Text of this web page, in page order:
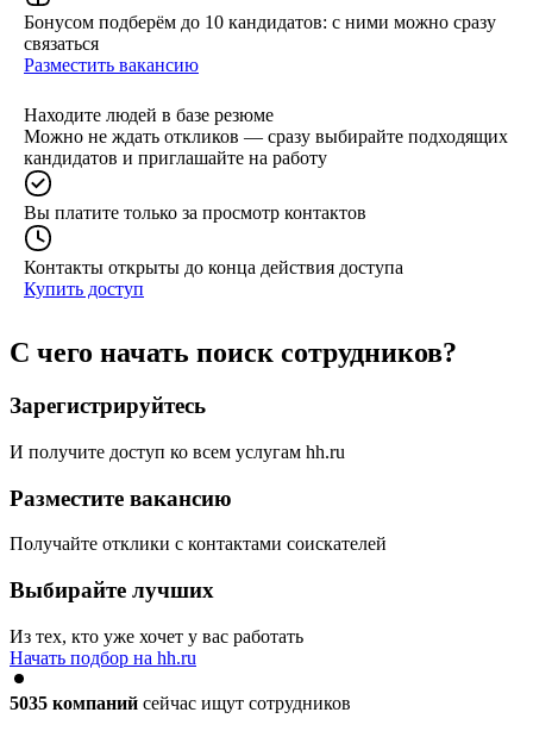
Бонусом подберём до 10 кандидатов: с ними можно сразу
связаться
Разместить вакансию
Находите людей в базе резюме
Можно не ждать откликов — сразу выбирайте подходящих
кандидатов и приглашайте на работу
Вы платите только за просмотр контактов
Контакты открыты до конца действия доступа
Купить доступ
С чего начать поиск сотрудников?
Зарегистрируйтесь
И получите доступ ко всем услугам hh.ru
Разместите вакансию
Получайте отклики с контактами соискателей
Выбирайте лучших
Из тех, кто уже хочет у вас работать
Начать подбор на hh.ru
5035 компаний сейчас ищут сотрудников